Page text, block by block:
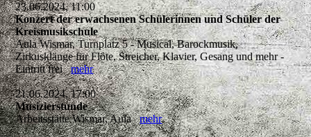
23.06.2024, 11:00
Konzert der erwachsenen Schülerinnen und Schüler der
Kreismusikschule
Aula Wismar, Turnplatz 5 - Musical, Barockmusik,
Zirkusklänge für Flöte, Streicher, Klavier, Gesang und mehr -
Eintritt freimehr
21.06.2024, 17:00
Musizierstunde
Arbeitsstätte Wismar, Aulamehr